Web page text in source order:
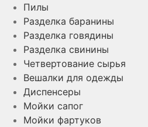
Пилы
Разделка баранины
Разделка говядины
Разделка свинины
Четвертование сырья
Вешалки для одежды
Диспенсеры
Мойки сапог
Мойки фартуков